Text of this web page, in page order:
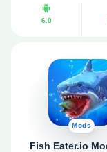
6.0
Mods
Fish Eater.io